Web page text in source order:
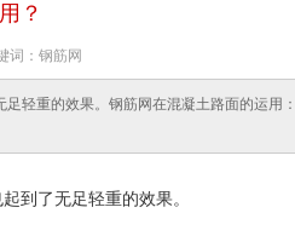
？
词：钢筋网
轻重的效果。钢筋网在混凝土路面的运用
到了无足轻重的效果。